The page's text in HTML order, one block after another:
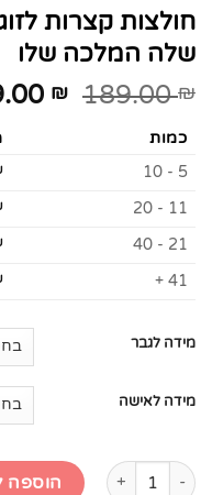
חולצות קצרות
שלה המלכה שלו
189.00₪
₪
כמות
5 - 10
11 - 20
21 - 40
41 +
מידה לגבר
מידה לאישה
כמות של חולצות קצרות
הוספה